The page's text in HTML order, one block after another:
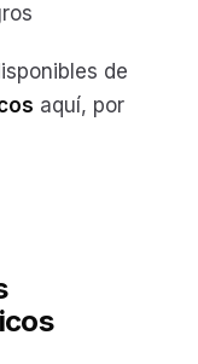
de
aquí, por